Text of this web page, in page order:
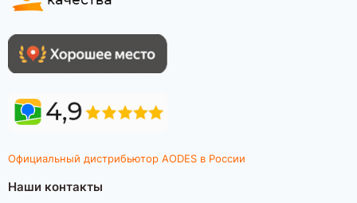
Официальный дистрибьютор AODES в России
Наши контакты